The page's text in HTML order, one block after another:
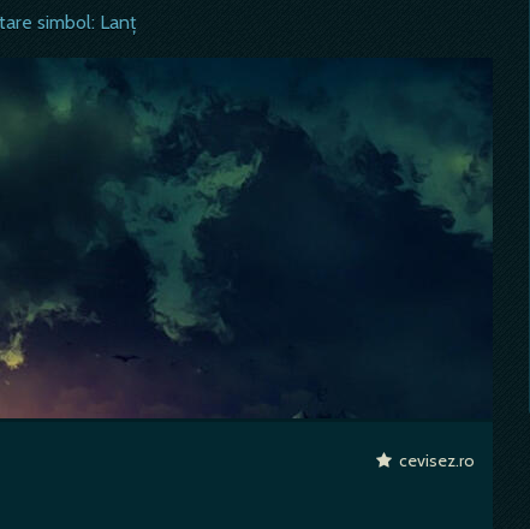
simbol: Lanț
cevisez.ro